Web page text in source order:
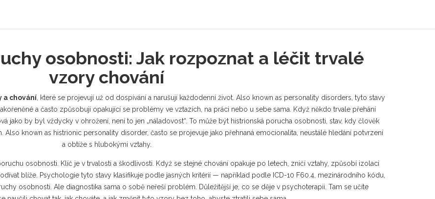
osobnosti: Jak rozpoznat a léčit trvalé
vzory chování
a chování, které se projevují už od dospívání a narušují každodenní život. Also known as personality disorders , tyto stavy
a často způsobují opakující se problémy ve vztazích, na práci nebo u sebe sama.
Když někdo trvale přehání
jako by byl vždycky v ohrožení, není to jen „náladovost“. To může být histrionská porucha osobnosti stav, kdy člověk
. Also known as histrionic personality disorder, často se projevuje jako přehnaná emocionalita, neustálé hledání potvrzení
a obtíže s hlubokými vztahy.
osobnosti. Klíč je v trvalosti a škodlivosti. Když se stejné chování opakuje po letech, zničí vztahy, způsobí izolaci
blíže. Psychologie tyto stavy klasifikuje podle jasných kritérií — například podle ICD-10 F60.4, mezinárodního kódu,
osobnosti . Ale diagnostika sama o sobě neřeší problém. Důležitější je, co se děje v psychoterapii. Tam se učíte